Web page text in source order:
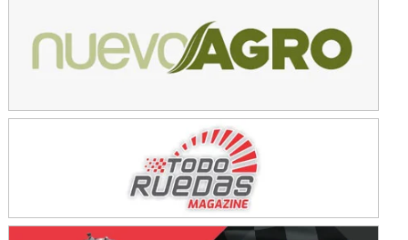
Juventud Unida (Tierra)
Humboldt (Santa Fe)
Avellaneda (Santa Fe)
José Samuel Sánchez (Tierra)
TUCUMANO - F5